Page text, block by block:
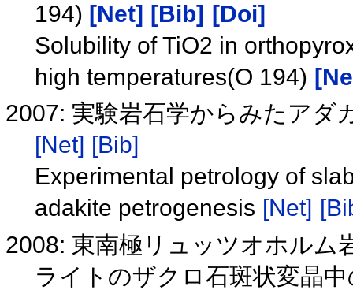
194) [Net] [Bib]
[Doi]
Solubility of TiO2 in
high temperatures(O 194)
2007: 実験岩石学からみたアダ
[Net] [Bib]
Experimental petrology of
adakite petrogenesis [Net]
2008: 東南極リュッツオホルム
ライトのザクロ石斑状変晶